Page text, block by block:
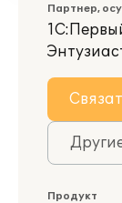
Партнер,
Продукт